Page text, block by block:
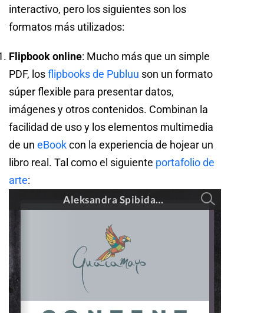
interactivo, pero los siguientes son los
formatos más utilizados:
Flipbook online: Mucho más que un simple
PDF, losflipbooks de Publuu son un formato
súper flexible para presentar datos,
imágenes y otros contenidos. Combinan la
facilidad de uso y los elementos multimedia
de un eBookcon la experiencia de hojear un
libro real. Tal como el siguiente portafolio de
arte: